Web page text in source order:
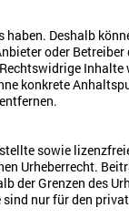
Deshalb
oder
Inhalte
konkrete
sowie
Urheberrecht.
der Grenzen des
nur für den